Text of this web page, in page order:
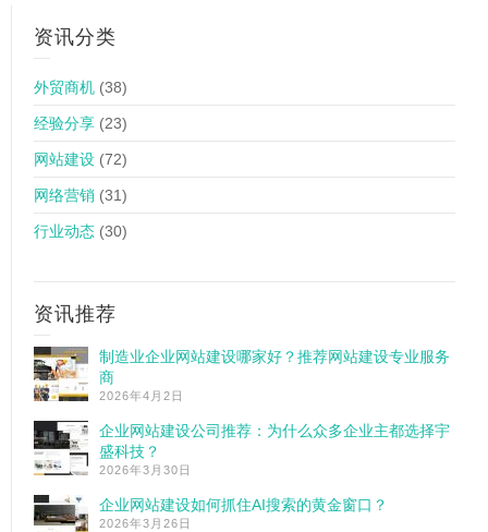
资讯分类
外贸商机 (38)
经验分享 (23)
网站建设 (72)
网络营销 (31)
行业动态 (30)
资讯推荐
制造业企业网站建设哪家好？推荐网站建设专业服务
商
2026年4月2日
企业网站建设公司推荐：为什么众多企业主都选择宇
盛科技？
2026年3月30日
企业网站建设如何抓住AI搜索的黄金窗口？
2026年3月26日